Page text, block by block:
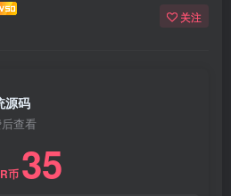
关注
源码
查看
R币 35